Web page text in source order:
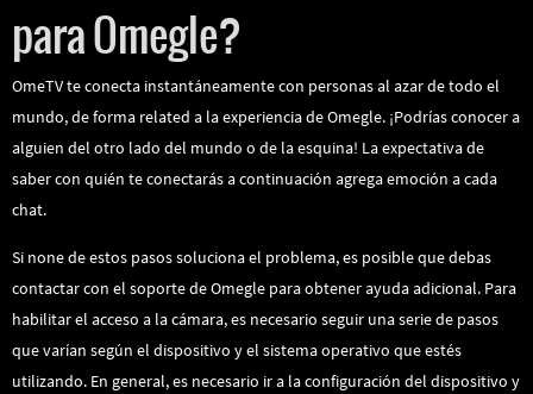
para Omegle?
OmeTV te conecta instantáneamente con personas al azar de todo el
mundo, de forma related a la experiencia de Omegle. ¡Podrías conocer a
alguien del otro lado del mundo o de la esquina! La expectativa de
saber con quién te conectarás a continuación agrega emoción a cada
chat.
Si none de estos pasos soluciona el problema, es posible que debas
contactar con el soporte de Omegle para obtener ayuda adicional. Para
habilitar el acceso a la cámara, es necesario seguir una serie de pasos
que varían según el dispositivo y el sistema operativo que estés
utilizando. En general, es necesario ir a la configuración del dispositivo y